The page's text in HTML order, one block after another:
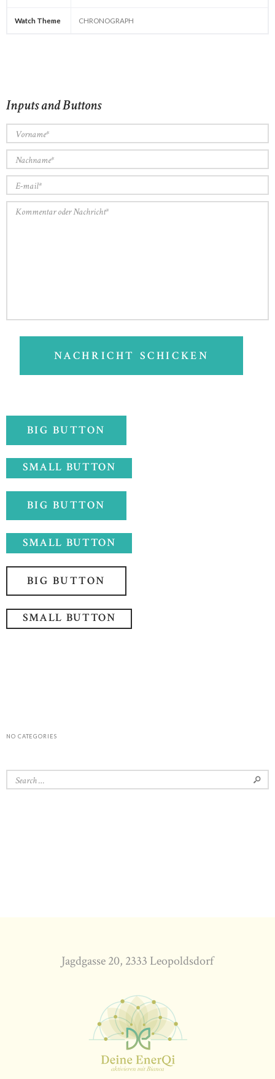
Watch Theme CHRONOGRAPH
Inputs and Buttons
BIG BUTTON
SMALL BUTTON
BIG BUTTON
SMALL BUTTON
BIG BUTTON
SMALL BUTTON
NO CATEGORIES
Search for:
Jagdgasse 20, 2333 Leopoldsdorf